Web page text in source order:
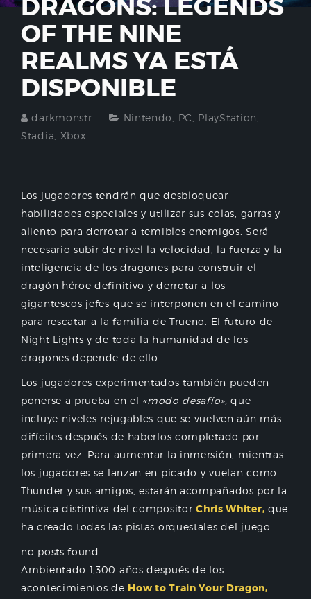
DRAGONS: LEGENDS
OF THE NINE
REALMS YA ESTÁ
DISPONIBLE
darkmonstr Nintendo PC PlayStation
Stadia
Xbox
Los jugadores tendrán que desbloquear
habilidades especiales y utilizar sus colas, garras y
aliento para derrotar a temibles enemigos. Será
necesario subir de nivel la velocidad, la fuerza y la
inteligencia de los dragones para construir el
dragón héroe definitivo y derrotar a los
gigantescos jefes que se interponen en el camino
para rescatar a la familia de Trueno. El futuro de
Night Lights y de toda la humanidad de los
dragones depende de ello.
Los jugadores experimentados también pueden
ponerse a prueba en el «modo desafío», que
incluye niveles rejugables que se vuelven aún más
difíciles después de haberlos completado por
primera vez. Para aumentar la inmersión, mientras
los jugadores se lanzan en picado y vuelan como
Thunder y sus amigos, estarán acompañados por la
música distintiva del compositorChris Whiter, que
ha creado todas las pistas orquestales del juego.
no posts found
Ambientado 1,300 años después de los
acontecimientos de How to Train Your Dragon,